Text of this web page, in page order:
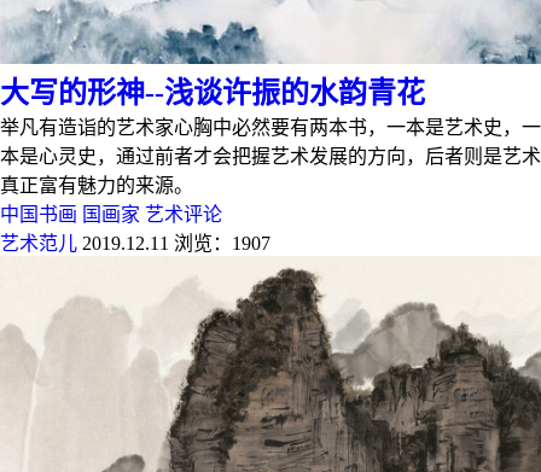
大写的形神--浅谈许振的水韵青花
举凡有造诣的艺术家心胸中必然要有两本书，一本是艺术史，一
本是心灵史，通过前者才会把握艺术发展的方向，后者则是艺术
真正富有魅力的来源。
中国书画 国画家 艺术评论
艺术范儿 2019.12.11 浏览：1907